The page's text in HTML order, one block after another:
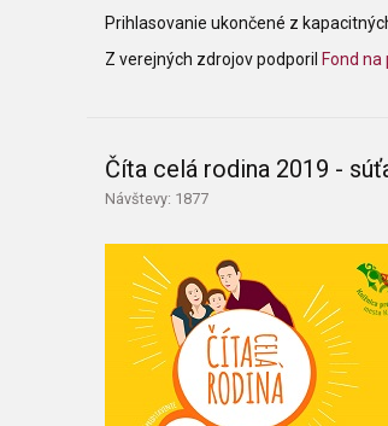
Prihlasovanie ukončené z
Z verejných zdrojov podporil Fond na
Číta celá rodina 2019 -
Návštevy: 1877